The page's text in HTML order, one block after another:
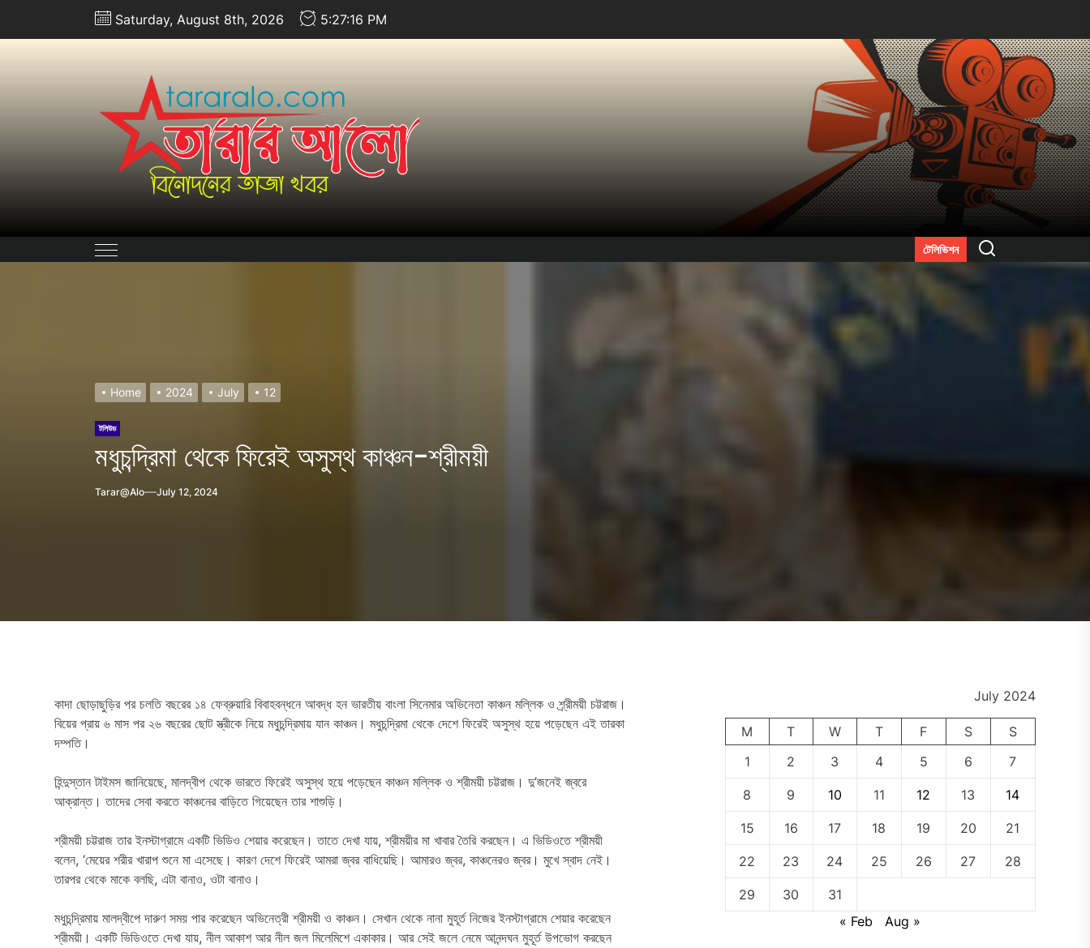
Saturday, August 8th, 2026 5:27:17 PM
তারার
আলো.কম
টেলিভিশন Search
Home 2024 July 12
টলিউড
মধুচন্দ্রিমা থেকে ফিরেই অসুস্থ কাঞ্চন-শ্রীময়ী
Tarar@alo July 12, 2024
কাদা ছোড়াছুড়ির পর চলতি বছরের ১৪ ফেব্রুয়ারি বিবাহবন্ধনে আবদ্ধ হন ভারতীয় বাংলা সিনেমার অভিনেতা কাঞ্চন মল্লিক ও শ্র্রীময়ী চট্টরাজ।
বিয়ের প্রায় ৬ মাস পর ২৬ বছরের ছোট স্ত্রীকে নিয়ে মধুচন্দ্রিমায় যান কাঞ্চন। মধুচন্দ্রিমা থেকে দেশে ফিরেই অসুস্থ হয়ে পড়েছেন এই তারকা
দম্পতি।
হিন্দুস্তান টাইমস জানিয়েছে, মালদ্বীপ থেকে ভারতে ফিরেই অসুস্থ হয়ে পড়েছেন কাঞ্চন মল্লিক ও শ্রীময়ী চট্টরাজ। দু’জনেই জ্বরে
আক্রান্ত। তাদের সেবা করতে কাঞ্চনের বাড়িতে গিয়েছেন তার শাশুড়ি।
শ্রীময়ী চট্টরাজ তার ইনস্টাগ্রামে একটি ভিডিও শেয়ার করেছেন। তাতে দেখা যায়, শ্রীময়ীর মা খাবার তৈরি করছেন। এ ভিডিওতে শ্রীময়ী
বলেন, ‘মেয়ের শরীর খারাপ শুনে মা এসেছে। কারণ দেশে ফিরেই আমরা জ্বর বাধিয়েছি। আমারও জ্বর, কাঞ্চনেরও জ্বর। মুখে স্বাদ নেই।
তারপর থেকে মাকে বলছি, এটা বানাও, ওটা বানাও।
মধুচন্দ্রিমায় মালদ্বীপে দারুণ সময় পার করেছেন অভিনেত্রী শ্রীময়ী ও কাঞ্চন। সেখান থেকে নানা মুহূর্ত নিজের ইনস্টাগ্রামে শেয়ার করেছেন
শ্রীময়ী। একটি ভিডিওতে দেখা যায়, নীল আকাশ আর নীল জল মিলেমিশে একাকার। আর সেই জলে নেমে আনন্দঘন মুহূর্ত উপভোগ করছেন
July 2024
M T W T F S
S
1
2 3 4 5 6 7
8 9 10 11 12 13 14
15 16 17 18 19 20 21
22 23 24 25 26 27 28
29 30
31
« Feb
Aug »